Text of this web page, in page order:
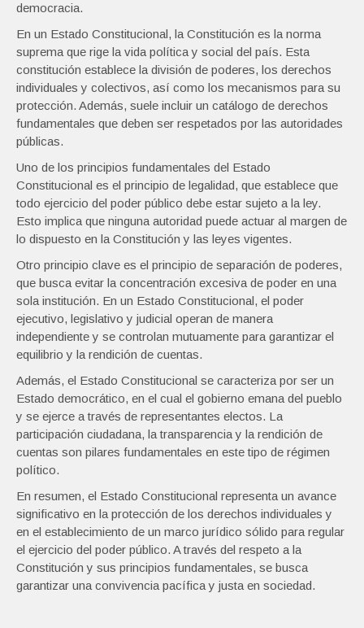
democracia.
En un Estado Constitucional, la Constitución es la norma
suprema que rige la vida política y social del país. Esta
constitución establece la división de poderes, los derechos
individuales y colectivos, así como los mecanismos para su
protección. Además, suele incluir un catálogo de derechos
fundamentales que deben ser respetados por las autoridades
públicas.
Uno de los principios fundamentales del Estado
Constitucional es el principio de legalidad, que establece que
todo ejercicio del poder público debe estar sujeto a la ley.
Esto implica que ninguna autoridad puede actuar al margen de
lo dispuesto en la Constitución y las leyes vigentes.
Otro principio clave es el principio de separación de poderes,
que busca evitar la concentración excesiva de poder en una
sola institución. En un Estado Constitucional, el poder
ejecutivo, legislativo y judicial operan de manera
independiente y se controlan mutuamente para garantizar el
equilibrio y la rendición de cuentas.
Además, el Estado Constitucional se caracteriza por ser un
Estado democrático, en el cual el gobierno emana del pueblo
y se ejerce a través de representantes electos. La
participación ciudadana, la transparencia y la rendición de
cuentas son pilares fundamentales en este tipo de régimen
político.
En resumen, el Estado Constitucional representa un avance
significativo en la protección de los derechos individuales y
en el establecimiento de un marco jurídico sólido para regular
el ejercicio del poder público. A través del respeto a la
Constitución y sus principios fundamentales, se busca
garantizar una convivencia pacífica y justa en sociedad.